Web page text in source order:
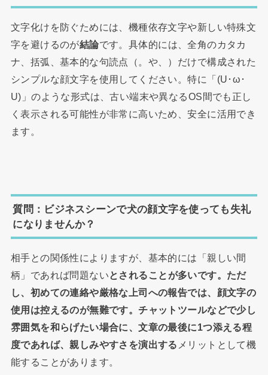
文字化けを防ぐためには、機種依存文字や新しい特殊文
字を避けるのが結論です。具体的には、全角のカタカ
ナ、括弧、基本的な句読点（。や、）だけで構成された
シンプルな顔文字を使用してください。特に「(U･ω･
U)」のような形式は、古い端末や異なるOS間でも正し
く表示される可能性が非常に高いため、安全に活用でき
ます。
質問：ビジネスシーンで犬の顔文字を使っても失礼
になりませんか？
相手との関係性によりますが、基本的には「親しい間
柄」であれば問題ないとされることが多いです。ただ
し、初めての連絡や厳格な上司への報告では、顔文字の
使用は控えるのが無難です。チャットツールなどで少し
雰囲気を和らげたい場合に、文章の最後に1つ添える程
度であれば、親しみやすさを演出する メリットとして機
能することがあります。